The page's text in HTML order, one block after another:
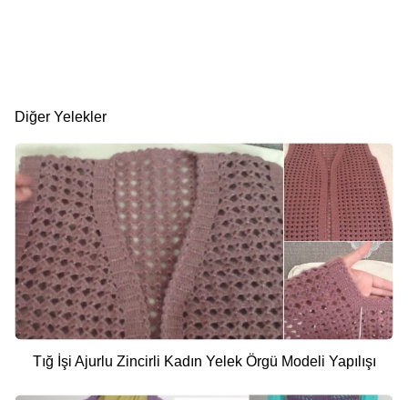
Diğer Yelekler
Tığ İşi Ajurlu Zincirli Kadın Yelek Örgü Modeli Yapılışı